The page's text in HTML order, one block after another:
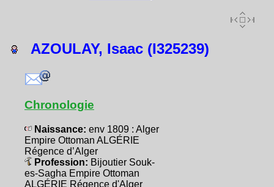
AZOULAY, Isaac (I325239)
Chronologie
Naissance: env 1809 : Alger
Empire Ottoman ALGÉRIE
Régence d’Alger
Profession: Bijoutier Souk-
es-Sagha Empire Ottoman
ALGÉRIE Régence d'Alger